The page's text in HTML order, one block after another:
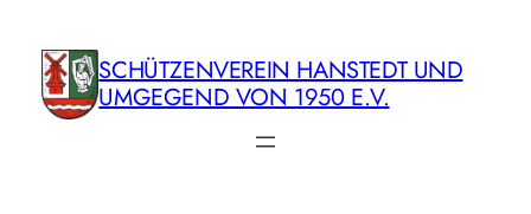
Inhalt
springen
SCHÜTZENVEREIN HANSTEDT UND
UMGEGEND VON 1950 E.V.